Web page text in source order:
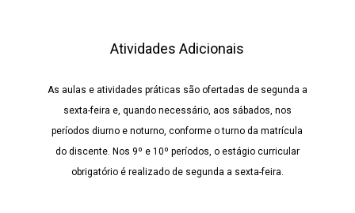
Atividades Adicionais
As aulas e atividades práticas são ofertadas de segunda a
sexta-feira e, quando necessário, aos sábados, nos
períodos diurno e noturno, conforme o turno da matrícula
do discente. Nos 9º e 10º períodos, o estágio curricular
obrigatório é realizado de segunda a sexta-feira.